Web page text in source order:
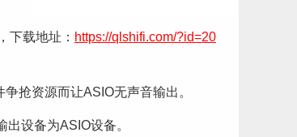
下载地址： https://qlshifi.com/?id=20
抢资源而让ASIO无声音输出。
设备为ASIO设备。